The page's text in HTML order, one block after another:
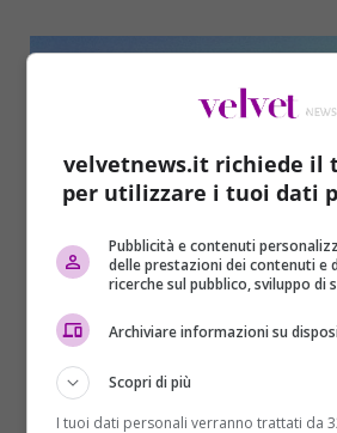
Cronaca
Cerca di gettare la moglie
Alzheimer dal viadotto. Poi
velvetnews.it richiede il
per utilizzare i tuoi dati
Pubblicità e contenuti
delle prestazioni dei contenuti e
ricerche sul pubblico, sviluppo di
Archiviare informazioni su
Scopri di più
I tuoi dati personali verranno trattati da